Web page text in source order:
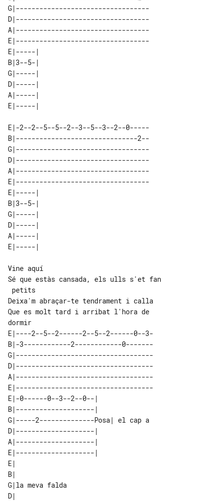
G|----------------------------------
D|----------------------------------
A|----------------------------------
E|----------------------------------
E|-----|
B|3--5-|
G|-----|
D|-----|
A|-----|
E|-2--2--5--5--2--3--5--3--2--0-----
B|-------------------------------2--
G|----------------------------------
D|----------------------------------
A|----------------------------------
E|----------------------------------
E|-----|
B|3--5-|
G|-----|
D|-----|
A|-----|
Vine aquí
Sé que estàs cansada, els ulls s'et fan
Deixa'm abraçar-te tendrament i calla
Que es molt tard i arribat l'hora de
E|----2--5--2------2--5--2------0--3-
B|-3------------2------------0-------
G|-----------------------------------
D|-----------------------------------
A|-----------------------------------
E|-----------------------------------
E|-0------0--3--2--0--|
B|--------------------|
G|-----2--------------Posa| el cap a
D|--------------------|
A|--------------------|
E|--------------------|
E|
B|
G|la meva falda
D|